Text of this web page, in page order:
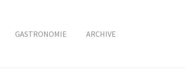
GASTRONOMIE ARCHIVE